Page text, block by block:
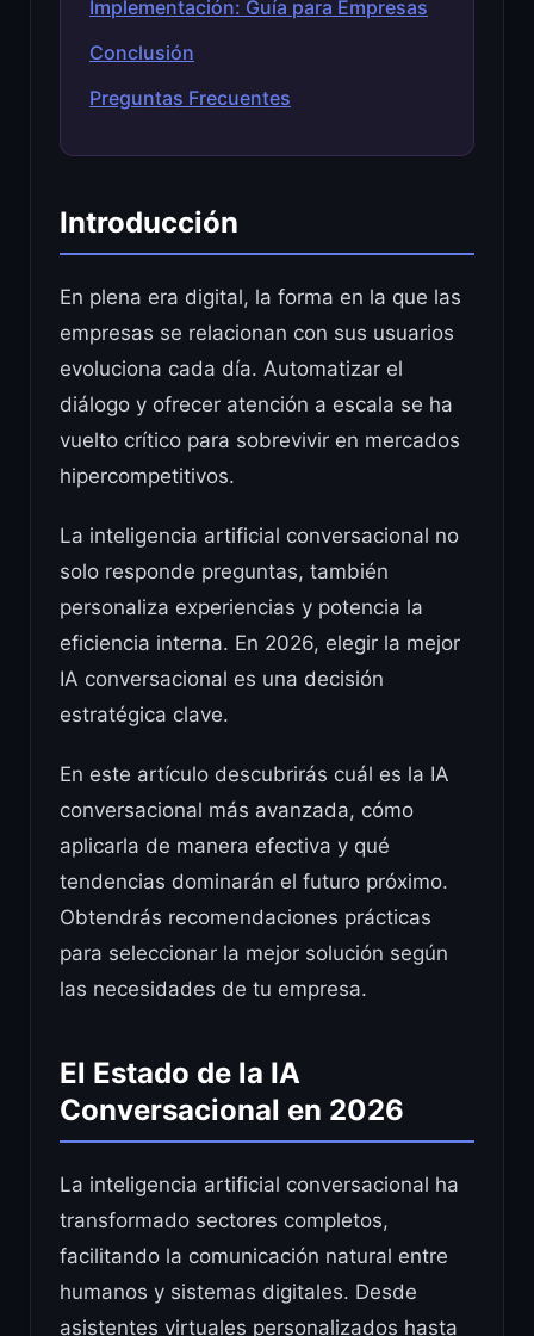
Implementación: Guía para Empresas
Conclusión
Preguntas Frecuentes
Introducción
En plena era digital, la forma en la que las
empresas se relacionan con sus usuarios
evoluciona cada día. Automatizar el
diálogo y ofrecer atención a escala se ha
vuelto crítico para sobrevivir en mercados
hipercompetitivos.
La inteligencia artificial conversacional no
solo responde preguntas, también
personaliza experiencias y potencia la
eficiencia interna. En 2026, elegir la mejor
IA conversacional es una decisión
estratégica clave.
En este artículo descubrirás cuál es la IA
conversacional más avanzada, cómo
aplicarla de manera efectiva y qué
tendencias dominarán el futuro próximo.
Obtendrás recomendaciones prácticas
para seleccionar la mejor solución según
las necesidades de tu empresa.
El Estado de la IA
Conversacional en 2026
La inteligencia artificial conversacional ha
transformado sectores completos,
facilitando la comunicación natural entre
humanos y sistemas digitales. Desde
asistentes virtuales personalizados hasta